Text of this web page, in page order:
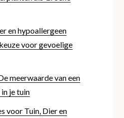
en hypoallergeen
voor gevoelige
meerwaarde van een
je tuin
voor Tuin, Dier en